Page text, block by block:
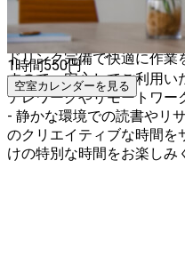
は、シンプルでありながら
個室にはPCモニターも完
ドリンク完備で快適に作業
すので、安心してご利用いただけます。
テレワークやリモートワー
- 静かな環境での読書やリサーチに このスペー
のクリエイティブな時間を
けの特別な時間をお楽しみ
1時間550円
空室カレンダーを見る